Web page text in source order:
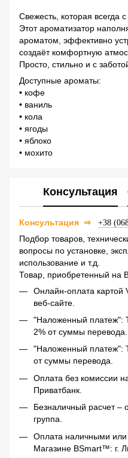
Свежесть, которая всегда
Этот ароматизатор
ароматом, эффективно
создаёт комфортную
Просто, стильно и с
Доступные ароматы:
• кофе
• ваниль
• кола
• ягоды
• яблоко
• мохито
Консультация
Консультация ⇒ +38
Подбор товаров,
вопросы по установке,
использование и т.д.
Товар, приобретенный на
Онлайн-оплата
веб-сайте.
"Наложенный платеж":
2% от суммы перевода.
"Наложенный платеж":
от суммы перевода.
Оплата без комиссии
Приватбанк.
Безналичный расчет –
группа.
Оплата наличными
Магазине BSmart™: г.